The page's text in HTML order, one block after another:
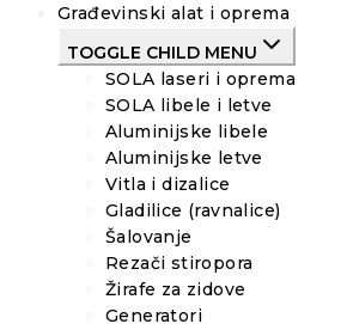
Građevinski alat i oprema
TOGGLE CHILD MENU
SOLA laseri i oprema
SOLA libele i letve
Aluminijske libele
Aluminijske letve
Vitla i dizalice
Gladilice (ravnalice)
Šalovanje
Rezači stiropora
Žirafe za zidove
Generatori